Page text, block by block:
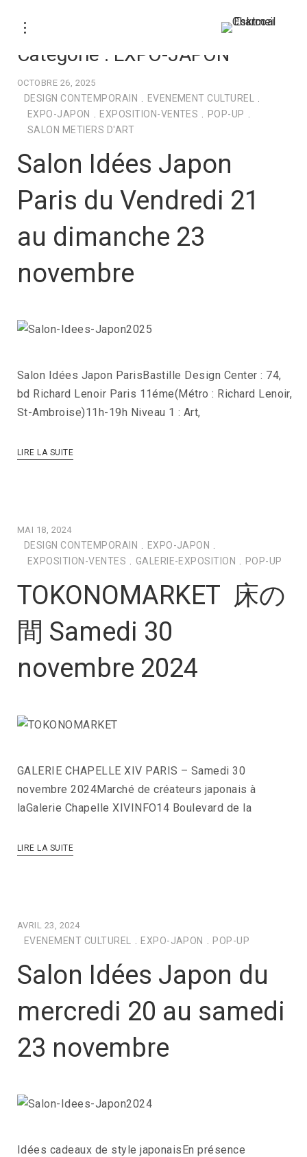
Catégorie : EXPO-JAPON
OCTOBRE 26, 2025
DESIGN CONTEMPORAIN EVENEMENT CULTUREL
EXPO-JAPON
EXPOSITION-VENTES POP-UP
SALON METIERS D'ART
Salon Idées Japon
Paris du Vendredi 21
au dimanche 23
novembre
Salon Idées Japon ParisBastille Design Center : 74,
bd Richard Lenoir Paris 11éme(Métro : Richard Lenoir,
St-Ambroise)11h-19h Niveau 1 : Art,
LIRE LA SUITE
MAI 18, 2024
DESIGN CONTEMPORAIN . EXPO-JAPON .
EXPOSITION-VENTES . GALERIE-EXPOSITION . POP-UP
TOKONOMARKET 床の
間 Samedi 30
novembre 2024
GALERIE CHAPELLE XIV PARIS – Samedi 30
novembre 2024Marché de créateurs japonais à
laGalerie Chapelle XIVINFO14 Boulevard de la
LIRE LA SUITE
AVRIL 23, 2024
EVENEMENT CULTUREL EXPO-JAPON POP-UP
Salon Idées Japon du
mercredi 20 au samedi
23 novembre
Idées cadeaux de style japonaisEn présence